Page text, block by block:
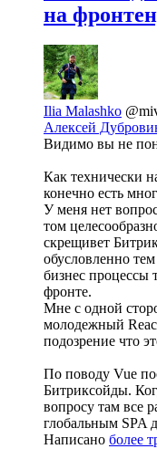
на
Ilia Malashko
Алексей
Видимо вы не
Как технически
конечно есть
У меня нет
том
скрещивет
обусловленно
бизнес процессы
фронте.
Мне с одной
молодежный
подозрение что
По поводу Vue
Битриксойды.
вопросу там все
глобальным SPA
Написано более